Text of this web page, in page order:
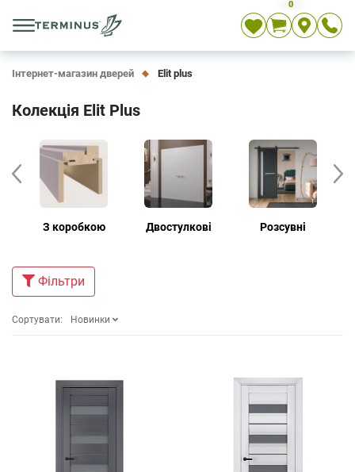
0
Інтернет-магазин дверей Elit plus
Колекція Elit Plus
З коробкою Двостулкові Розсувні
Фiльтри
Сортувати: Новинки